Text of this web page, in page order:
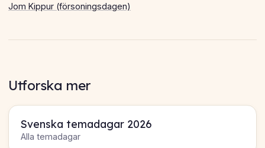
Jom Kippur (försoningsdagen)
Utforska mer
Svenska temadagar 2026
Alla temadagar